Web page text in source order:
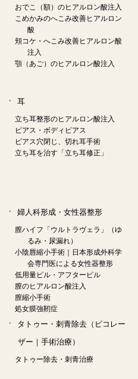
おでこ（額）のヒアルロン酸注入
こめかみのへこみ改善ヒアルロン
酸
頬コケ・へこみ改善ヒアルロン酸
注入
顎（あご）のヒアルロン酸注入
耳
立ち耳整形のヒアルロン酸注入
ピアス・ボディピアス
ピアス穴閉じ、切れ耳手術
立ち耳を治す「立ち耳修正」
婦人科形成・女性器整形
膣ハイフ「ウルトラヴェラ」（ゆ
るみ・尿漏れ）
小陰唇縮小手術｜日本形成外科学
会専門医による女性器整形
低用量ピル・アフターピル
膣のヒアルロン酸注入
膣縮小手術
処女膜強靭症
タトゥー・刺青除去（ピコレー
ザー｜手術治療）
タトゥー除去・刺青治療